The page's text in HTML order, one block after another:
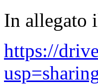
In allegato
https://